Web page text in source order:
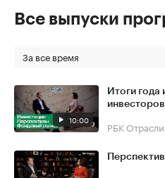
Все выпуски
За все время
10:00
Итоги года
инвесторов
РБК